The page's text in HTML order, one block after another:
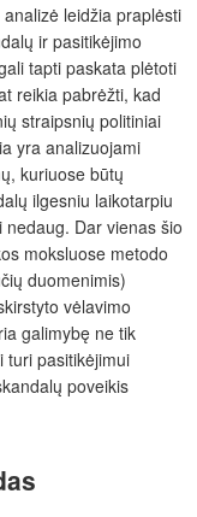
leidžia praplėsti
ir pasitikėjimo
tapti paskata plėtoti
reikia pabrėžti, kad
straipsnių politiniai
yra analizuojami
kuriuose būtų
ilgesniu laikotarpiu
Dar vienas šio
moksluose metodo
duomenimis)
vėlavimo
galimybę ne tik
turi pasitikėjimui
poveikis